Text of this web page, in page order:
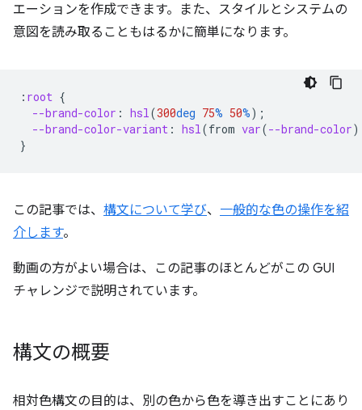
エーションを作成できます。
また、スタイルとシステムの
意図を読み取ることもはるかに簡単になります。
: root {
--brand-color : hsl(300deg 75% 50%);
--brand-color-variant : hsl(from var(--brand-color)
}
この記事では、 構文について学び、 一般的な色の操作を紹
介します。
動画の方がよい場合は、この記事のほとんどがこの GUI
チャレンジで説明されています。
構文の概要
相対色構文の目的は、別の色から色を導き出すことにあり